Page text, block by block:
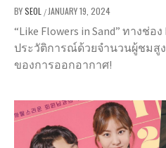
BYSEOL / JANUARY 19, 2024
“Like Flowers in Sand” ทางช่อ
ประวัติการณ์ด้วยจำนวนผู้ชมสู
ของการออกอากาศ!